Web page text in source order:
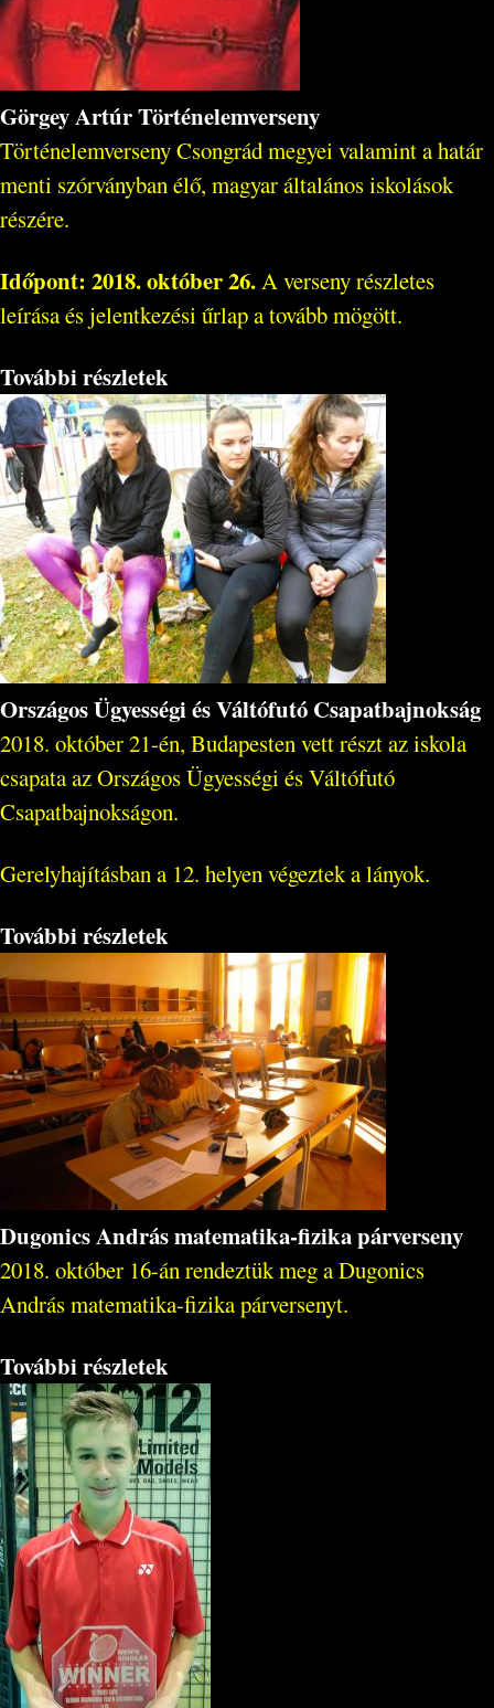
Görgey Artúr Történelemverseny
Történelemverseny Csongrád megyei valamint a határ
menti szórványban élő, magyar általános iskolások
részére.
Időpont: 2018. október 26.A verseny részletes
leírása és jelentkezési űrlap a tovább mögött.
További részletek
Országos Ügyességi és Váltófutó Csapatbajnokság
2018. október 21-én, Budapesten vett részt az iskola
csapata az Országos Ügyességi és Váltófutó
Csapatbajnokságon.
Gerelyhajításban a 12. helyen végeztek a lányok.
További részletek
Dugonics András matematika-fizika párverseny
2018. október 16-án rendeztük meg a Dugonics
András matematika-fizika párversenyt.
További részletek